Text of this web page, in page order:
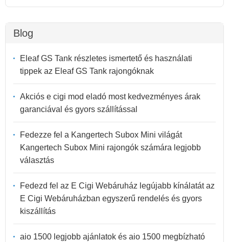
Blog
Eleaf GS Tank részletes ismertető és használati
tippek az Eleaf GS Tank rajongóknak
Akciós e cigi mod eladó most kedvezményes árak
garanciával és gyors szállítással
Fedezze fel a Kangertech Subox Mini világát
Kangertech Subox Mini rajongók számára legjobb
választás
Fedezd fel az E Cigi Webáruház legújabb kínálatát az
E Cigi Webáruházban egyszerű rendelés és gyors
kiszállítás
aio 1500 legjobb ajánlatok és aio 1500 megbízható